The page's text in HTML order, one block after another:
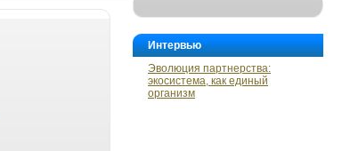
Интервью
Эволюция партнерства:
экосистема, как единый
организм